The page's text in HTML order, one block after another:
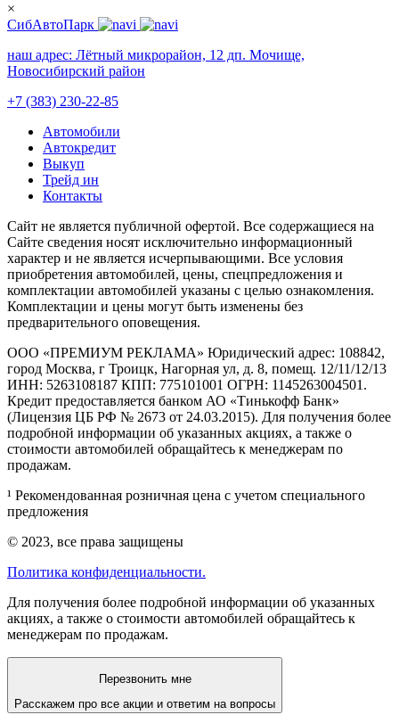
×
СибАвтоПарк
наш адрес: Лётный микрорайон, 12 дп. Мочище,
Новосибирский район
+7 (383) 230-22-85
Автомобили
Автокредит
Выкуп
Трейд ин
Контакты
Cайт не является публичной офертой. Все содержащиеся на
Сайте сведения носят исключительно информационный
характер и не является исчерпывающими. Все условия
приобретения автомобилей, цены, спецпредложения и
комплектации автомобилей указаны с целью ознакомления.
Комплектации и цены могут быть изменены без
предварительного оповещения.
ООО «ПРЕМИУМ РЕКЛАМА» Юридический адрес: 108842,
город Москва, г Троицк, Нагорная ул, д. 8, помещ. 12/11/12/13
ИНН: 5263108187 КПП: 775101001 ОГРН: 1145263004501.
Кредит предоставляется банком АО «Тинькофф Банк»
(Лицензия ЦБ РФ № 2673 от 24.03.2015). Для получения более
подробной информации об указанных акциях, а также о
стоимости автомобилей обращайтесь к менеджерам по
продажам.
¹ Рекомендованная розничная цена с учетом специального
предложения
© 2023, все права защищены
Политика конфиденциальности.
Для получения более подробной информации об указанных
акциях, а также о стоимости автомобилей обращайтесь к
менеджерам по продажам.
Перезвонить мне
Расскажем про все акции и ответим на вопросы